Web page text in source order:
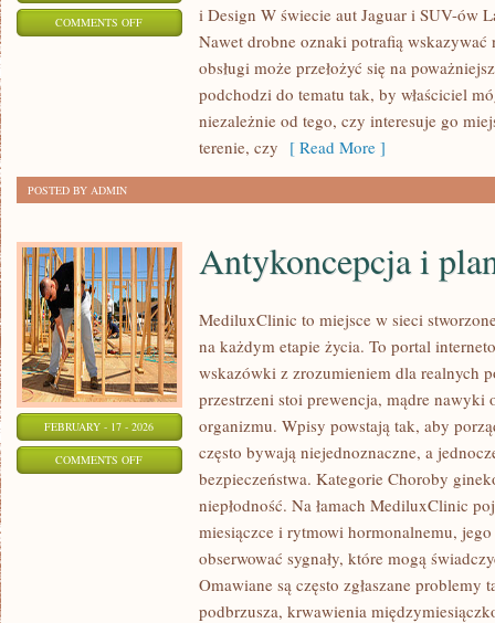
COMMENTS OFFON
KONFIGURATORY
PERSONALIZACJA
i Design W świecie aut Jaguar i SUV-ów
Nawet drobne oznaki potrafią wskazywać
obsługi może przełożyć się na
podchodzi do tematu tak, by właściciel
niezależnie od tego, czy interesuje go
terenie, czy [ Read More ]
POSTED BY ADMIN
FEBRUARY - 17 - 2026
COMMENTS OFFON
ANTYKONCEPCJA
PLANOWANIE
Antykoncepcja i
MediluxClinic to miejsce w sieci
na każdym etapie życia. To portal
wskazówki z zrozumieniem dla realnych
przestrzeni stoi prewencja, mądre nawyki
organizmu. Wpisy powstają tak, aby
często bywają niejednoznaczne, a
bezpieczeństwa. Kategorie Choroby
niepłodność. Na łamach MediluxClinic
miesiączce i rytmowi hormonalnemu,
obserwować sygnały, które mogą
Omawiane są często zgłaszane problemy
podbrzusza, krwawienia